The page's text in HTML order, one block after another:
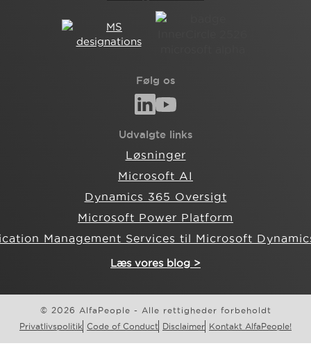
Følg os
Udvalgte links
Løsninger
Microsoft AI
Dynamics 365 Oversigt
Microsoft Power Platform
Management Services til Microsoft
Læs vores blog >
© 2026 AlfaPeople - Alle rettigheder forbeholdt
Privatlivspolitik Code of Conduct Disclaimer Kontakt AlfaPeople!